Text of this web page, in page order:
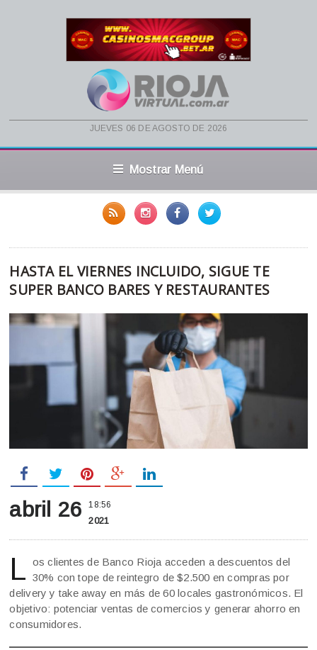
jueves 06 de agosto de 2026
Mostrar Menú
HASTA EL VIERNES INCLUIDO, SIGUE TE
SUPER BANCO BARES Y RESTAURANTES
abril 26 18:56
2021
L os clientes de Banco Rioja acceden a descuentos del
30% con tope de reintegro de $2.500 en compras por
delivery y take away en más de 60 locales gastronómicos. El
objetivo: potenciar ventas de comercios y generar ahorro en
consumidores.